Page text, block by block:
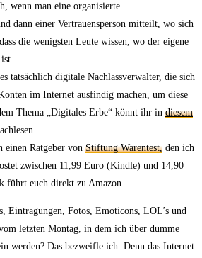
wenn man eine organisierte
dann einer Vertrauensperson mitteilt, wo sich
die wenigsten Leute wissen, wo der eigene
tatsächlich digitale Nachlassverwalter, die sich
im Internet ausfindig machen, um diese
Thema „Digitales Erbe“ könnt ihr in diesem
einen Ratgeber von Stiftung Warentest, den ich
zwischen 11,99 Euro (Kindle) und 14,90
führt euch direkt zu Amazon
Eintragungen, Fotos, Emoticons, LOL’s und
letzten Montag, in dem ich über dumme
werden? Das bezweifle ich. Denn das Internet